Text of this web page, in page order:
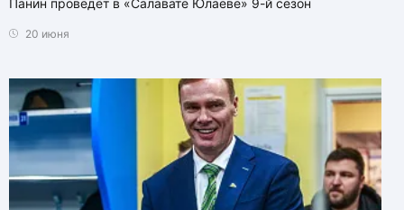
Панин проведёт в «Салавате Юлаеве» 9-й сезон
20 июня